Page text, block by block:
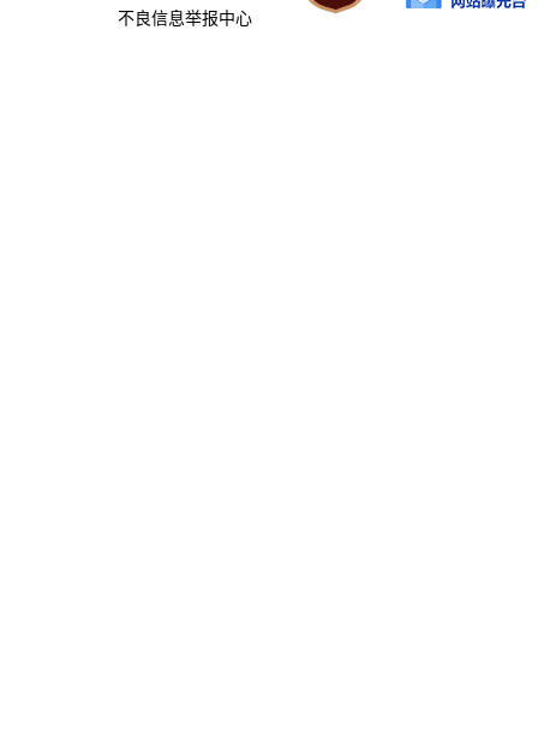
不良信息举报中心